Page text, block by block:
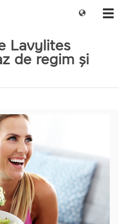
Change
Lavylites
de regim și